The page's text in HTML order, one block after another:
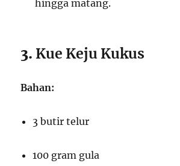
hingga matang.
3. Kue Keju Kukus
Bahan:
3 butir telur
100 gram gula